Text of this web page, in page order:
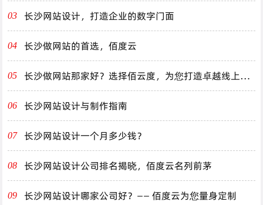
03 长沙网站设计，打造企业的数字门面
04 长沙做网站的首选，佰度云
05
长沙做网站那家好？选择佰云度，为您打造卓越线上体
验！
06 长沙网站设计与制作指南
07 长沙网站设计一个月多少钱？
08 长沙网站设计公司排名揭晓，佰度云名列前茅
09 长沙网站设计哪家公司好？—— 佰度云为您量身定制